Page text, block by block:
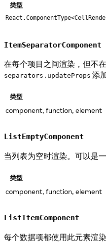
类型
ItemSeparatorComponent
在每个项目之间渲染，但不
separators.updateProps 添
类型
component, function, element
ListEmptyComponent
当列表为空时渲染。可以是
类型
component, function, element
ListItemComponent
每个数据项都使用此元素渲